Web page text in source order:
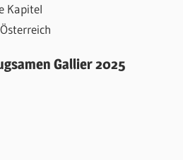
Kapitel
Gallier 2025